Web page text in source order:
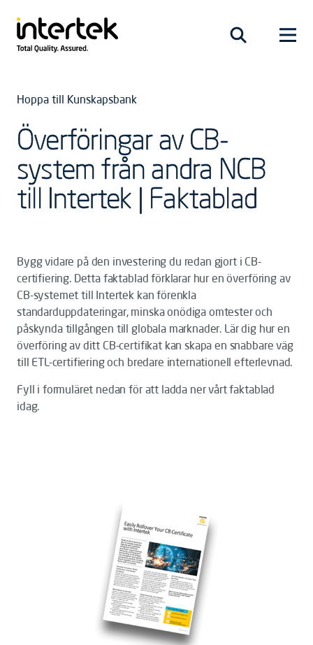
Hoppa till Kunskapsbank
Överföringar av CB-
system från andra NCB
till Intertek | Faktablad
Bygg vidare på den investering du redan gjort i CB-
certifiering. Detta faktablad förklarar hur en överföring av
CB-systemet till Intertek kan förenkla
standarduppdateringar, minska onödiga omtester och
påskynda tillgången till globala marknader. Lär dig hur en
överföring av ditt CB-certifikat kan skapa en snabbare väg
till ETL-certifiering och bredare internationell efterlevnad.
Fyll i formuläret nedan för att ladda ner vårt faktablad
idag.